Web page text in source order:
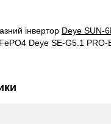
інвертор Deye SUN-
Deye SE-G5.1 PRO-